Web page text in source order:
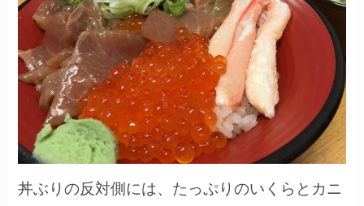
丼ぶりの反対側には、たっぷりのいくらとカニ